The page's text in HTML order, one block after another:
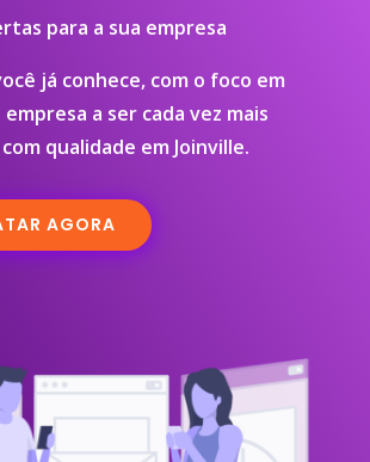
para a sua empresa
já conhece, com o foco em
a ser cada vez mais
qualidade em Joinville.
AGORA